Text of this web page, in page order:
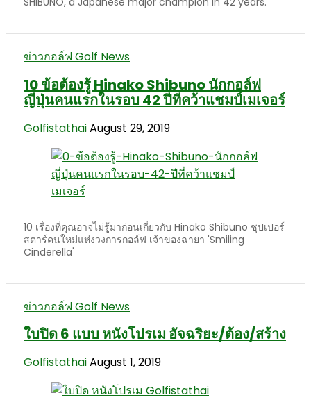
ข่าวกอล์ฟ Golf News
10 ข้อต้องรู้ Hinako Shibuno นักกอล์ฟ
ญี่ปุ่นคนแรกในรอบ 42 ปีที่คว้าแชมป์เมเจอร์
GolfistathaiAugust 29, 2019
10 เรื่องที่คุณอาจไม่รู้มาก่อนเกี่ยวกับ Hinako Shibuno ซุปเปอร์
สตาร์คนใหม่แห่งวงการกอล์ฟ เจ้าของฉายา 'Smiling
Cinderella'
ข่าวกอล์ฟ Golf News
ใบปิด 6 แบบ หนังโปรเม อัจฉริยะ/ต้อง/สร้าง
GolfistathaiAugust 1, 2019